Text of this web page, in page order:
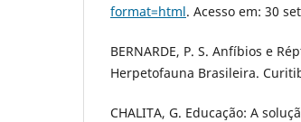
format=html. Acesso em: 30
BERNARDE, P. S. Anfíbios e
Herpetofauna Brasileira.
CHALITA, G. Educação: A